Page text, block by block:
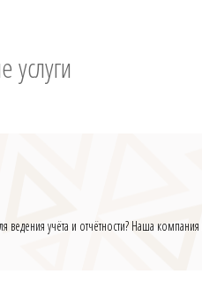
услуги
ведения учёта и отчётности? Наша